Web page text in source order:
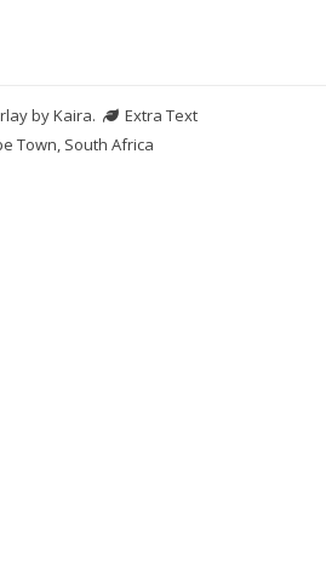
byKaira.
Extra Text
Town, South Africa